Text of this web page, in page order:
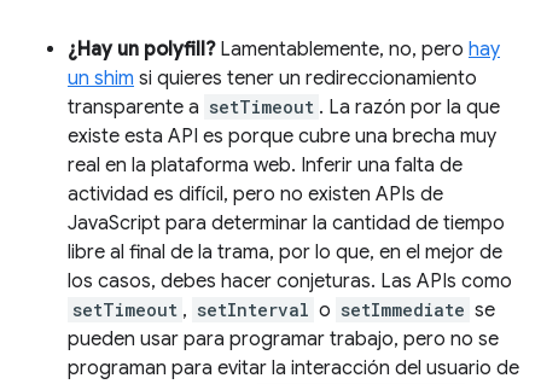
¿Hay un polyfill?Lamentablemente, no, pero hay
un shim si quieres tener un redireccionamiento
transparente a setTimeout . La razón por la que
existe esta API es porque cubre una brecha muy
real en la plataforma web. Inferir una falta de
actividad es difícil, pero no existen APIs de
JavaScript para determinar la cantidad de tiempo
libre al final de la trama, por lo que, en el mejor de
los casos, debes hacer conjeturas. Las APIs como
setTimeout , setInterval o setImmediate se
pueden usar para programar trabajo, pero no se
programan para evitar la interacción del usuario de